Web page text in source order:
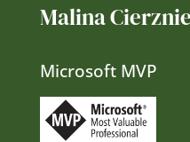
Malina
Microsoft MVP